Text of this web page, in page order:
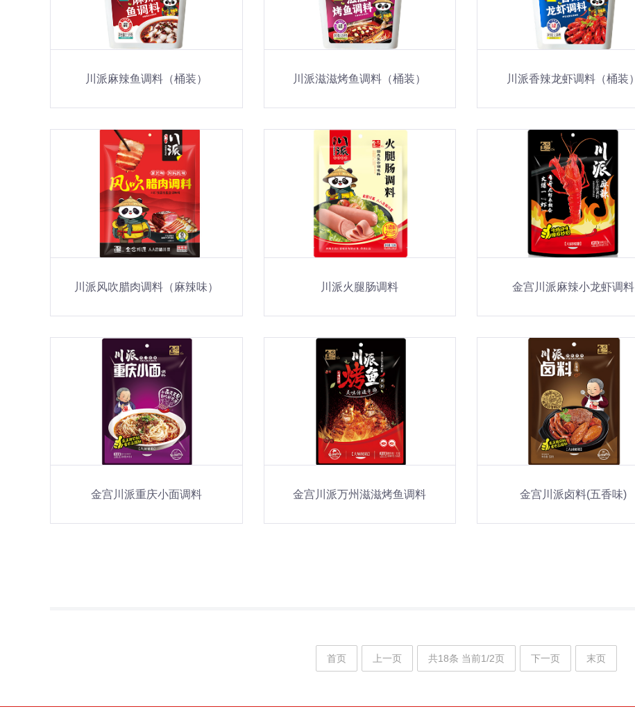
川派麻辣鱼调料（桶装） 川派滋滋烤鱼调料（桶装） 川派香辣龙虾调料（桶装）
川派风吹腊肉调料（麻辣味） 川派火腿肠调料 金宫川派麻辣小龙虾调料
金宫川派重庆小面调料 金宫川派万州滋滋烤鱼调料 金宫川派卤料(五香味)
首页 上一页 共18条 当前1/2页 下一页 末页